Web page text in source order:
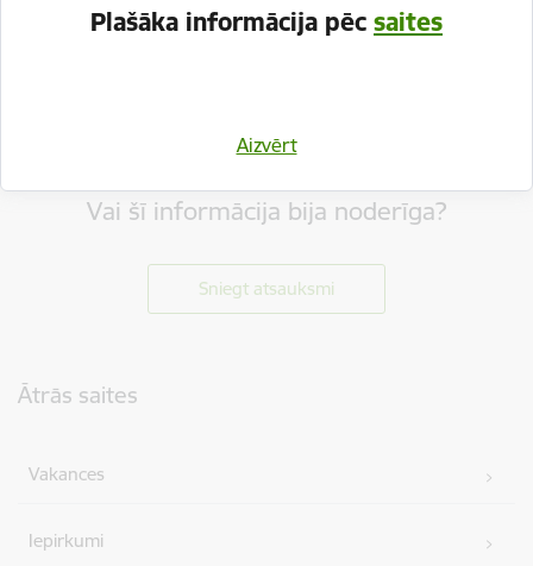
Plašāka informācija pēc saites
Aizvērt
Vai šī informācija bija noderīga?
Sniegt atsauksmi
Ātrās saites
Vakances
Iepirkumi